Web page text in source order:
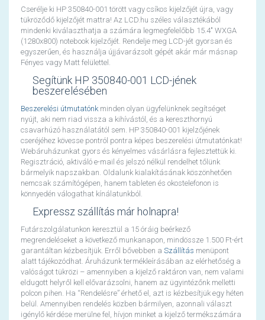
Cserélje ki HP 350840-001 törött vagy csíkos kijelzőjét újra, vagy
tükröződő kijelzőjét mattra! Az LCD.hu széles választékából
mindenki kiválaszthatja a számára legmegfelelőbb 15.4" WXGA
(1280x800) notebook kijelzőjét. Rendelje meg LCD-jét gyorsan és
egyszerűen, és használja újjávarázsolt gépét akár már másnap
Fényes vagy Matt felülettel.
Segítünk HP 350840-001 LCD-jének
beszerelésében
Beszerelési útmutatónkminden olyan ügyfelünknek segítséget
nyújt, aki nem riad vissza a kihívástól, és a kereszthornyú
csavarhúzó használatától sem. HP 350840-001 kijelzőjének
cseréjéhez kövesse pontról pontra képes beszerelési útmutatónkat!
Webáruházunkat gyors és kényelmes vásárlásra fejlesztettük ki.
Regisztráció, aktiváló e-mail és jelszó nélkül rendelhet tőlünk
bármelyik napszakban. Oldalunk kialakításának köszönhetően
nemcsak számítógépen, hanem tableten és okostelefonon is
könnyedén válogathat kínálatunkból.
Expressz szállítás már holnapra!
Futárszolgálatunkon keresztül a 15 óráig beérkező
megrendeléseket a következő munkanapon, mindössze 1.500 Ft-ért
garantáltan kézbesítjük. Erről bővebben a Szállítás menüpont
alatt tájékozódhat. Áruházunk termékleírásában az elérhetőség a
valóságot tükrözi – amennyiben a kijelző raktáron van, nem valami
eldugott helyről kell elővarázsolni, hanem az ügyintézőnk melletti
polcon pihen. Ha “Rendelésre” érhető el, azt is kézbesítjük egy héten
belül. Amennyiben rendelés közben bármilyen, azonnali választ
igénylő kérdése merülne fel, hívjon minket a kijelző termékszámára